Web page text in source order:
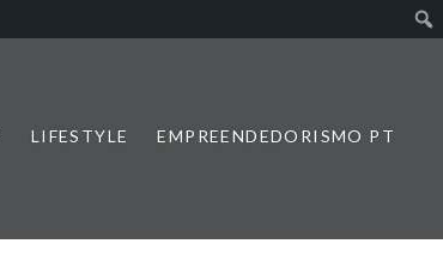
LIFESTYLE EMPREENDEDORISMO PT